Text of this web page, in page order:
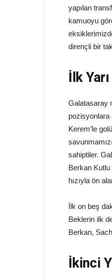
yapılan
kamuoyu
dirençli bir
İlk Yarı
Galatasaray
pozisyonlara
Kerem’le
sahiptiler.
Berkan
hızıyla ön
İlk on beş
Beklerin ilk
Berkan,
İkinci